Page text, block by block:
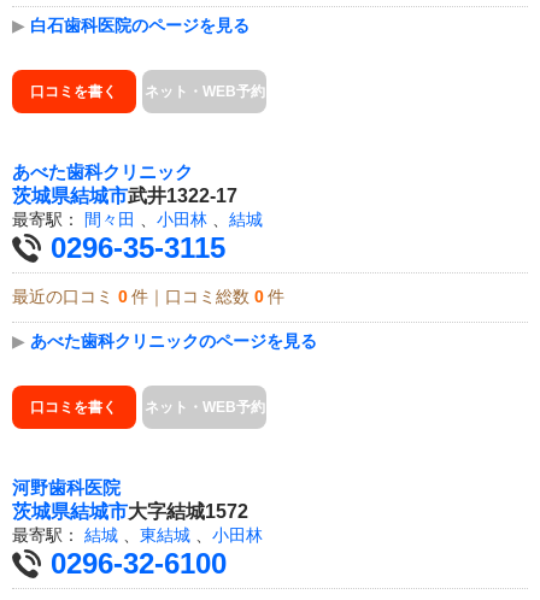
▶ 白石歯科医院のページを見る
口コミを書く ネット・WEB予約
あべた歯科クリニック
茨城県結城市武井1322-17
最寄駅： 間々田 小田林 結城
0296-35-3115
最近の口コミ 0 件｜口コミ総数 0 件
▶ あべた歯科クリニックのページを見る
口コミを書く ネット・WEB予約
河野歯科医院
茨城県結城市大字結城1572
最寄駅： 結城 東結城 小田林
0296-32-6100